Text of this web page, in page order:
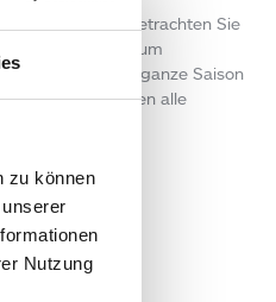
zu können
Nutzung
machen! Betrachten Sie
erste Schritt zum
wird Sie die ganze Saison
erklärt Ihnen alle